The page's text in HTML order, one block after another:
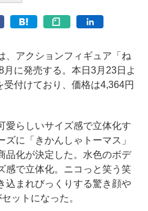
アクションフィギュア「ね
に発売する。本日3月23日よ
付けており、価格は4,364円
らしいサイズ感で立体化す
に「きかんしゃトーマス」
品化が決定した。水色のボデ
感で立体化。ニコっと笑う笑
込まれびっくりする驚き顔や
ットになった。